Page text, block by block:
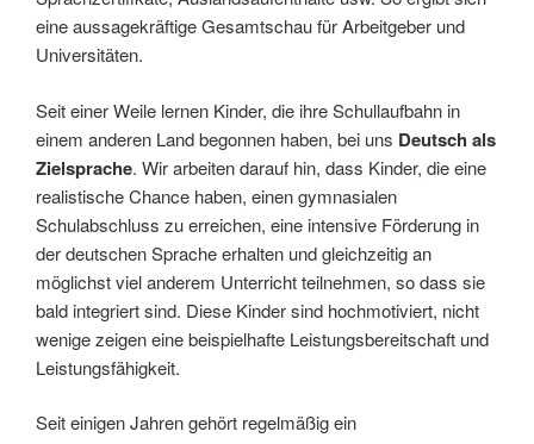
eine aussagekräftige Gesamtschau für Arbeitgeber und
Universitäten.
Seit einer Weile lernen Kinder, die ihre Schullaufbahn in
einem anderen Land begonnen haben, bei uns Deutsch als
Zielsprache. Wir arbeiten darauf hin, dass Kinder, die eine
realistische Chance haben, einen gymnasialen
Schulabschluss zu erreichen, eine intensive Förderung in
der deutschen Sprache erhalten und gleichzeitig an
möglichst viel anderem Unterricht teilnehmen, so dass sie
bald integriert sind. Diese Kinder sind hochmotiviert, nicht
wenige zeigen eine beispiel­hafte Leistungsbereitschaft und
Leistungsfähigkeit.
Seit einigen Jahren gehört regelmäßig ein